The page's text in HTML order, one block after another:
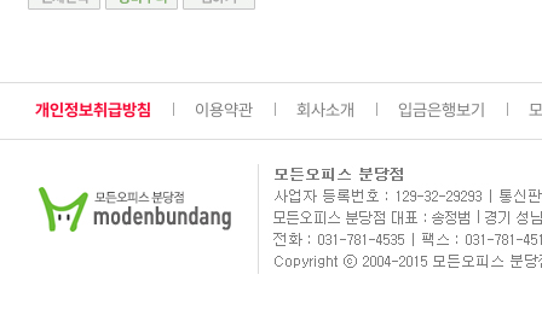
개인정보취급방침 이용약관 회사소개 입금은행보기